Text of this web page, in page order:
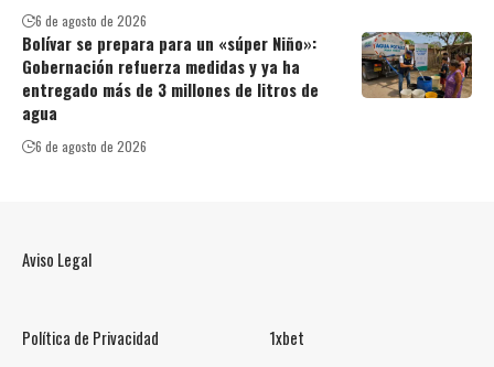
6 de agosto de 2026
Bolívar se prepara para un «súper Niño»:
Gobernación refuerza medidas y ya ha
entregado más de 3 millones de litros de
agua
6 de agosto de 2026
Aviso Legal
Política de Privacidad 1xbet